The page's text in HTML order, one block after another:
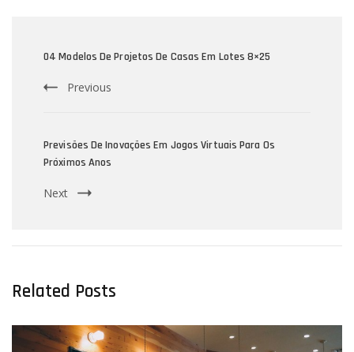
Navigation
04 Modelos De Projetos De Casas Em Lotes 8×25
Previous
Previsões De Inovações Em Jogos Virtuais Para Os
Próximos Anos
Next
Related Posts